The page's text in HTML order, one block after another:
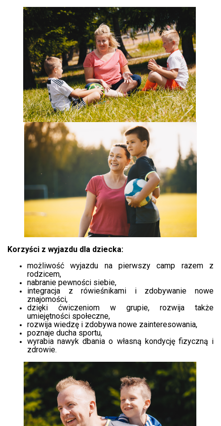
Korzyści z wyjazdu dla dziecka:
możliwość wyjazdu na pierwszy camp razem z
rodzicem,
nabranie pewności siebie,
integracja z rówieśnikami i zdobywanie nowe
znajomości,
dzięki ćwiczeniom w grupie, rozwija także
umiejętności społeczne,
rozwija wiedzę i zdobywa nowe zainteresowania,
poznaje ducha sportu,
wyrabia nawyk dbania o własną kondycję fizyczną i
zdrowie.